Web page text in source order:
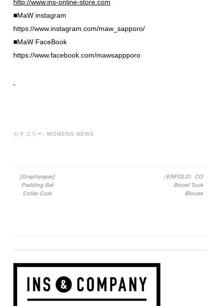
http://www.ins-online-store.com
■MaW instagram
https://www.instagram.com/maw_sapporo/
■MaW FaceBook
https://www.facebook.com/mawsappporo
カテゴリー: WOMENS NEWS
投稿ナビゲーション
[Graphpaper]
Padding Bal
Collar Coat
［ENFOLD］CO
Broad Tuck
Blouse